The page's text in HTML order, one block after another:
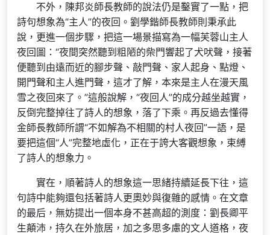
不外，陳邦炎師長教師的說法仍是鑿實了一點，把
詩句想象為“主人”的夜回。劉學鍇師長教師則秉承此
說，更進一個步驟，把這一場景描寫為一幅芙蓉山主人
夜回圖：“夜間突然聽到粗陋的柴門響起了犬吠聲，接著
便聽到由遠而近的腳步聲、敲門聲、家人起身、點燈、
開門聲和主人進門聲，這才了解，本來是主人在漫天風
雪之夜回來了。”這般說解，“夜回人”的成分越坐越實，
反倒完整掉往了詩人的想象，落了下乘。再反過去懂得
金師長教師所謂“不如解為不相關的村人夜回”一語，是
要把這個“人”完整地虛化，正在于誇大客觀想象，束縛
了詩人的想象力。
實在，順著詩人的想象這一思緒持續延長下往，這
句詩中能夠還包括著詩人更奧妙與復雜的感情。在文章
的最后，無妨提出一個本身不甚高超的測度：劉長卿平
生顛沛，持久在外旅居，加之多思多慮的文人道格，夜